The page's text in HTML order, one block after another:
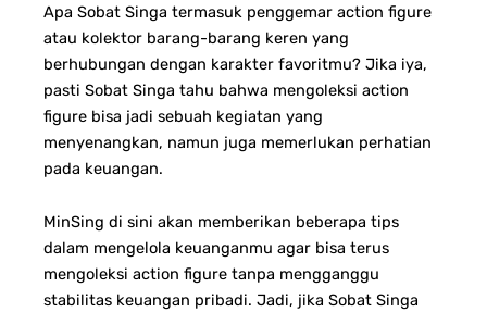
Apa Sobat Singa termasuk penggemar action figure
atau kolektor barang-barang keren yang
berhubungan dengan karakter favoritmu? Jika iya,
pasti Sobat Singa tahu bahwa mengoleksi action
figure bisa jadi sebuah kegiatan yang
menyenangkan, namun juga memerlukan perhatian
pada keuangan.
MinSing di sini akan memberikan beberapa tips
dalam mengelola keuanganmu agar bisa terus
mengoleksi action figure tanpa mengganggu
stabilitas keuangan pribadi. Jadi, jika Sobat Singa